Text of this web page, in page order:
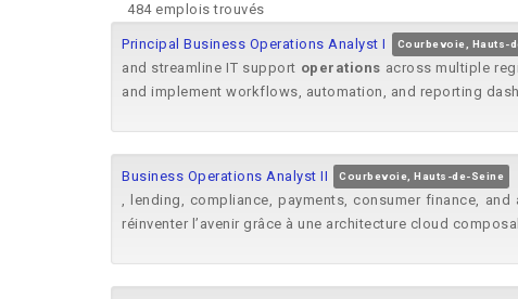
484 emplois trouvés
Principal Business Operations Analyst I Courbevoie, Hauts-
and streamline IT support operations across multiple
and implement workflows, automation, and reporting
Business Operations Analyst II Courbevoie, Hauts-de-Seine
, lending, compliance, payments, consumer finance, and
réinventer l’avenir grâce à une architecture cloud